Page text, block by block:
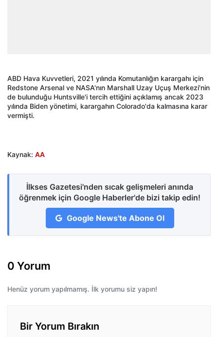
ABD Hava Kuvvetleri, 2021 yılında Komutanlığın karargahı için
Redstone Arsenal ve NASA'nın Marshall Uzay Uçuş Merkezi'nin
de bulunduğu Huntsville'i tercih ettiğini açıklamış ancak 2023
yılında Biden yönetimi, karargahın Colorado'da kalmasına karar
vermişti.
Kaynak: AA
İlkses Gazetesi'nden sıcak gelişmeleri anında
öğrenmek için Google Haberler'de bizi takip edin!
Google News'te Abone Ol
0 Yorum
Henüz yorum yapılmamış. İlk yorumu siz yapın!
Bir Yorum Bırakın